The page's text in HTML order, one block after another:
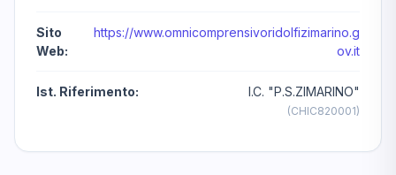
Sito
Web:
https://www.omnicomprensivoridolfizimarino.g
ov.it
Ist. Riferimento: I.C. "P.S.ZIMARINO"
(CHIC820001)